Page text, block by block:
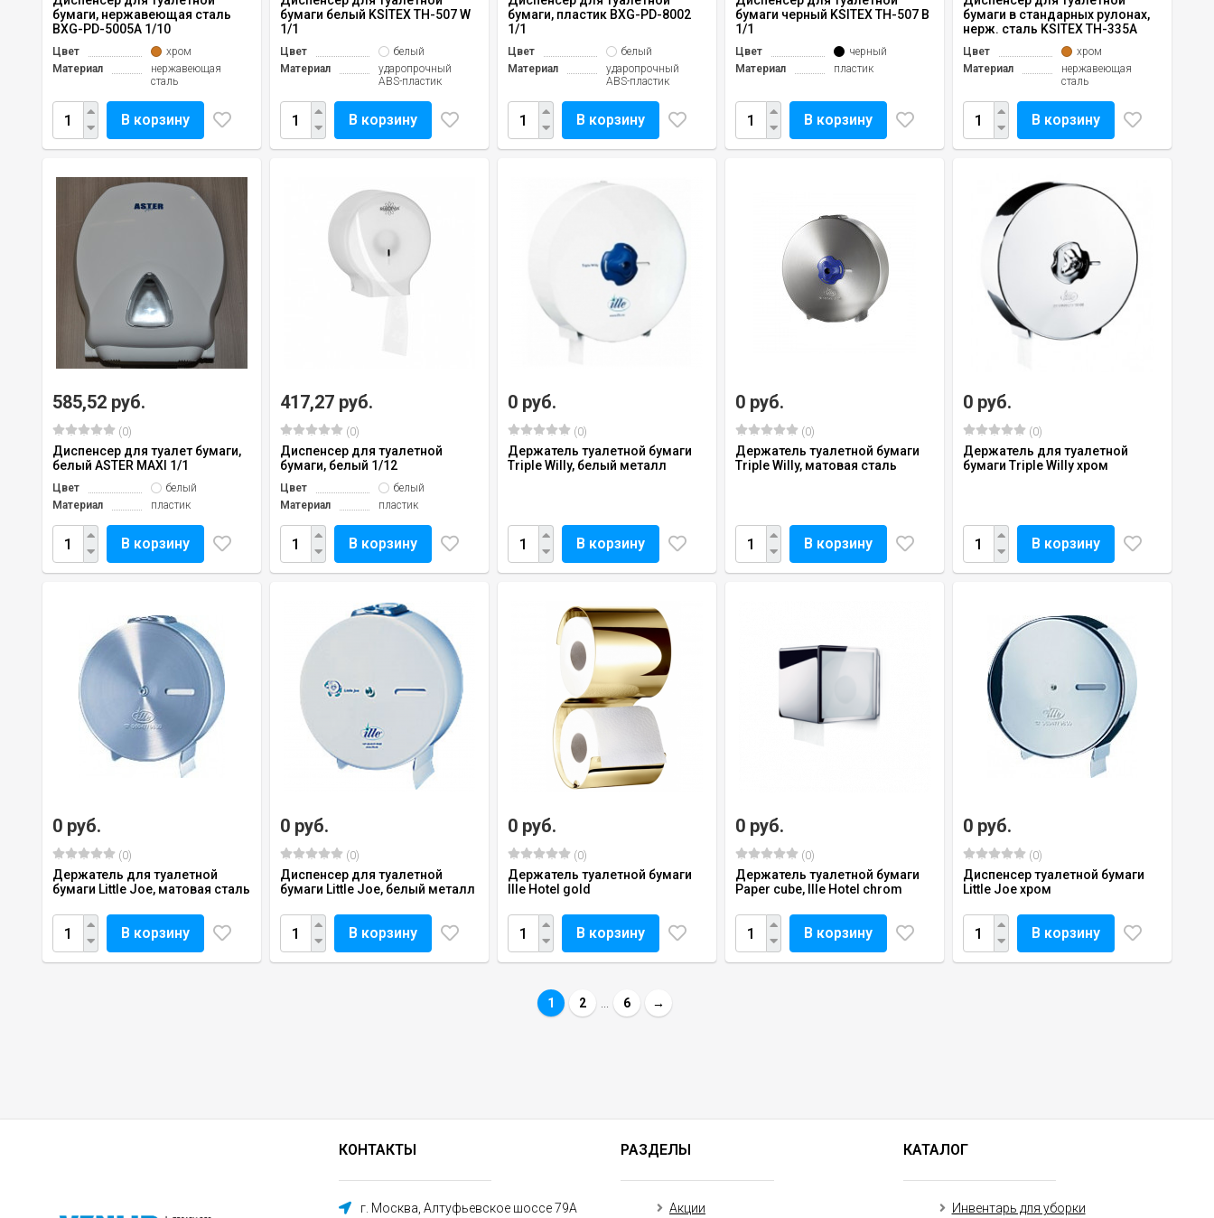
бумаги, нержавеющая сталь
BXG-PD-5005А 1/10
Цвет
хром
Материал
нержавеющая
сталь
В корзину
бумаги белый KSITEX TH-507 W
1/1
Цвет
белый
Материал
ударопрочный
ABS-пластик
В корзину
бумаги, пластик BXG-PD-8002
1/1
Цвет
белый
Материал
ударопрочный
ABS-пластик
В корзину
бумаги черный KSITEX TH-507 В
1/1
Цвет
черный
Материал
пластик
В корзину
бумаги в стандарных рулонах,
нерж. сталь KSITEX TH-335А
Цвет
хром
Материал
нержавеющая
сталь
В корзину
585,52 руб.
(0)
Диспенсер для туалет бумаги,
белый ASTER MAXI 1/1
Цвет
белый
Материал
пластик
В корзину
417,27 руб.
(0)
Диспенсер для туалетной
бумаги, белый 1/12
Цвет
белый
Материал
пластик
В корзину
0 руб.
(0)
Держатель туалетной бумаги
Triple Willy, белый металл
В корзину
0 руб.
(0)
Держатель туалетной бумаги
Triple Willy, матовая сталь
В корзину
0 руб.
(0)
Держатель для туалетной
бумаги Triple Willy хром
В корзину
0 руб.
(0)
Держатель для туалетной
бумаги Little Joe, матовая сталь
В корзину
0 руб.
(0)
Диспенсер для туалетной
бумаги Little Joe, белый металл
В корзину
0 руб.
(0)
Держатель туалетной бумаги
Ille Hotel gold
В корзину
0 руб.
(0)
Держатель туалетной бумаги
Paper cube, Ille Hotel chrom
В корзину
0 руб.
(0)
Диспенсер туалетной бумаги
Little Joe хром
В корзину
1 2 6 →
КОНТАКТЫ
г. Москва, Алтуфьевское шоссе 79А
РАЗДЕЛЫ
Акции
КАТАЛОГ
Инвентарь для уборки